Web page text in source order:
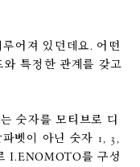
어져 있던데요. 어떤
특정한 관계를 갖고
숫자를 모티브로 디
벳이 아닌 숫자 1, 3,
I.ENOMOTO를 구성